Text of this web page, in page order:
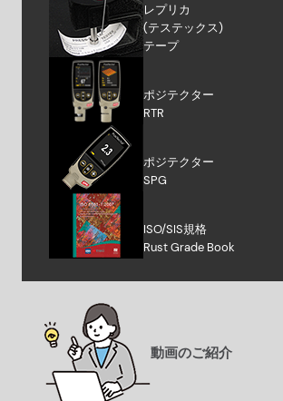
レプリカ
(テステックス)
テープ
ポジテクター
RTR
ポジテクター
SPG
ISO/SIS規格
Rust Grade Book
動画のご紹介